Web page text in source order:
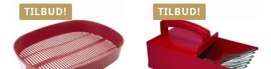
TILBUD! TILBUD!